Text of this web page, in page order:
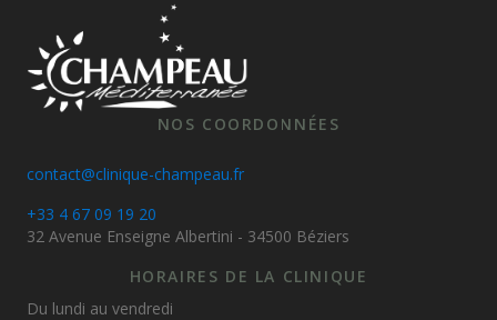
NOS COORDONNÉES
contact@clinique-champeau.fr
+33 4 67 09 19 20
32 Avenue Enseigne Albertini - 34500 Béziers
HORAIRES DE LA CLINIQUE
Du lundi au vendredi